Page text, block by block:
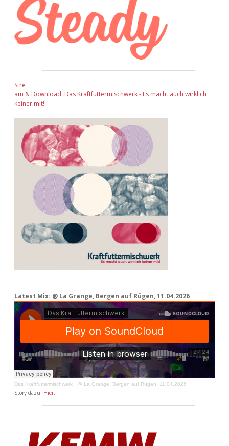
Stre
am & Download: Das Kraftfuttermischwerk - Es macht auch wirklich
keiner mit!
Latest Mix: @ La Grange, Bergen auf Rügen, 11.04.2026
Das Kraftfuttermischwerk · @ La Grange, Bergen auf Rügen, 11.04.2026
Story dazu: Hier